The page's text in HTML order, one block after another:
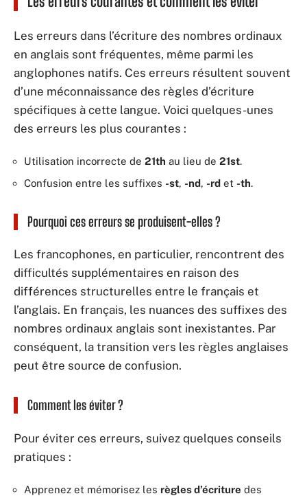
Les erreurs dans l’écriture des nombres ordinaux
en anglais sont fréquentes, même parmi les
anglophones natifs. Ces erreurs résultent souvent
d’une méconnaissance des règles d’écriture
spécifiques à cette langue. Voici quelques-unes
des erreurs les plus courantes :
Utilisation incorrecte de 21th au lieu de 21st.
Confusion entre les suffixes -st, -nd, -rd et -th.
Pourquoi ces erreurs se produisent-elles ?
Les francophones, en particulier, rencontrent des
difficultés supplémentaires en raison des
différences structurelles entre le français et
l’anglais. En français, les nuances des suffixes des
nombres ordinaux anglais sont inexistantes. Par
conséquent, la transition vers les règles anglaises
peut être source de confusion.
Comment les éviter ?
Pour éviter ces erreurs, suivez quelques conseils
pratiques :
Apprenez et mémorisez les règles d’écriture des